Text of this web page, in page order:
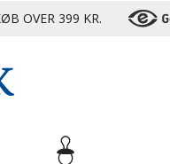
OVER 399 KR.